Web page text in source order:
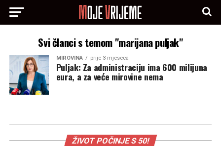
Svi članci s temom "marijana puljak"
MIROVINA prije 3 mjeseca
Puljak: Za administraciju ima 600 milijuna
eura, a za veće mirovine nema
ŽIVOT POČINJE S 50!